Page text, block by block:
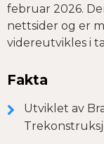
februar 2026.
nettsider og er
videreutvikles i
Fakta
Utviklet av